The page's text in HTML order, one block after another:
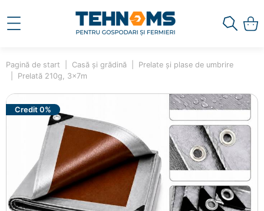
Pagină de start Casă și grădină
Prelate și plase de umbrire
Prelată 210g, 3x7m
Credit 0%